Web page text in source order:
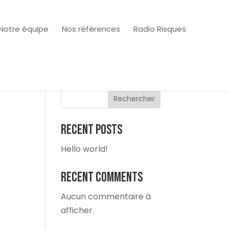
équipe Nos références Radio Risques
Rechercher
RECENT POSTS
Hello world!
RECENT COMMENTS
Aucun commentaire à
afficher.